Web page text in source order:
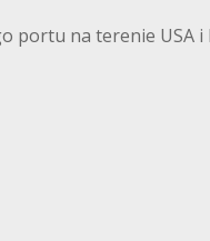
portu na terenie USA i